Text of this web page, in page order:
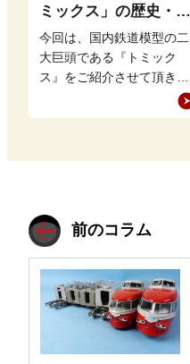
ミックス」の歴史・特
徴・魅力を徹底解説
今回は、国内鉄道模型の二
大巨頭である『トミック
ス』をご紹介させて頂きま
す。 鉄道模型業界でKATO
と張り合うトミックスです
前のコラム